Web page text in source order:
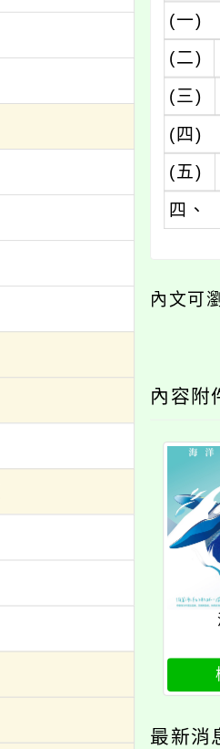
(一)
(二)
(三)
(四)
(五)
四、
內文可
內容附
最新消